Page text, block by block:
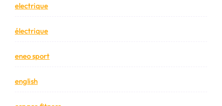
electrique
électrique
eneo sport
english